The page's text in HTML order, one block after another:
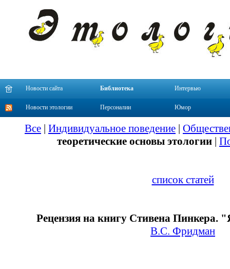
Новости сайта Библиотека Интервью
Новости этологии Персоналии Юмор
Все | Индивидуальное поведение |
теоретические основы этологии |
список статей
Рецензия на книгу Стивена Пинкера.
В.С. Фридман